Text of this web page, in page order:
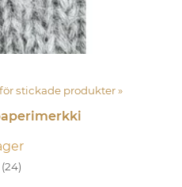
stickade produkter ‪»
(24)